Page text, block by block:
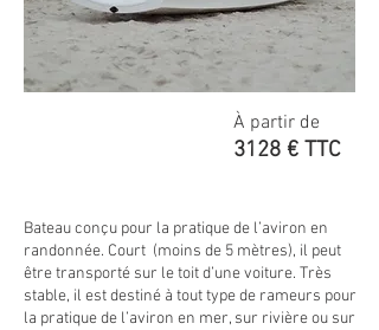
À partir de
3128 € TTC
Bateau conçu pour la pratique de l’aviron en
randonnée. Court (moins de 5 mètres), il peut
être transporté sur le toit d’une voiture. Très
stable, il est destiné à tout type de rameurs pour
la pratique de l’aviron en mer, sur rivière ou sur